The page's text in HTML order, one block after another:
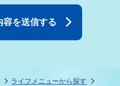
ライフメニューから探す